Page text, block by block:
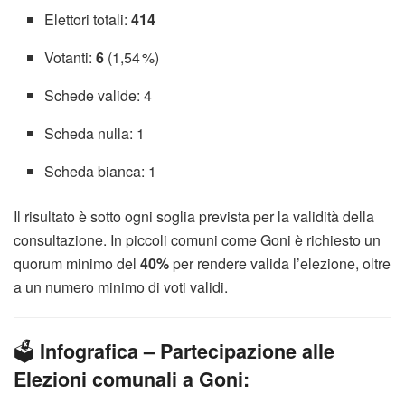
Elettori totali:414
Votanti:6 (1,54 %)
Schede valide: 4
Scheda nulla: 1
Scheda bianca: 1
Il risultato è sotto ogni soglia prevista per la validità della
consultazione. In piccoli comuni come Goni è richiesto un
quorum minimo del 40%per rendere valida l’elezione, oltre
a un numero minimo di voti validi.
🗳️ Infografica – Partecipazione alle
Elezioni comunali a Goni: